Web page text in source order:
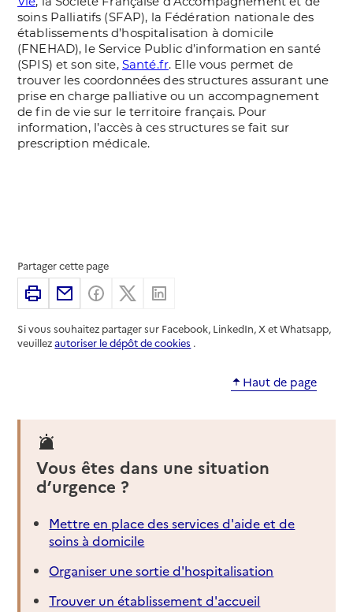
Partager cette page
ImprimerPartager par email
Partager sur Facebook
Partager sur X
Si vous souhaitez partager sur Facebook, LinkedIn, X et Whatsapp,
veuillezautoriser le dépôt de cookies .
Haut de page
Vous êtes dans une situation
d’urgence ?
Mettre en place des services d'aide et de
soins à domicile
Organiser une sortie d'hospitalisation
Trouver un établissement d'accueil